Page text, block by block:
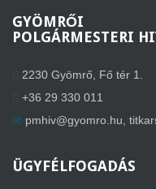
GYÖMRŐI
POLGÁRMESTERI
2230 Gyömrő, Fő tér 1.
+36 29 330 011
pmhiv@gyomro.hu,
ÜGYFÉLFOGADÁS